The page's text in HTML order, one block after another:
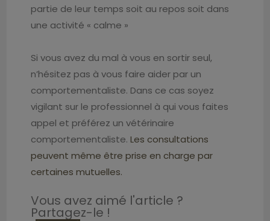
partie de leur temps soit au repos soit dans
une activité « calme »
Si vous avez du mal à vous en sortir seul,
n’hésitez pas à vous faire aider par un
comportementaliste. Dans ce cas soyez
vigilant sur le professionnel à qui vous faites
appel et préférez un vétérinaire
comportementaliste.Les consultations
peuvent même être prise en charge par
certaines mutuelles.
Vous avez aimé l'article ?
Partagez-le !